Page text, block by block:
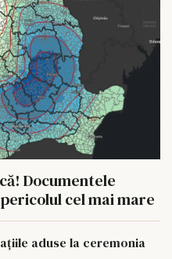
Documentele
cel mai mare
aduse la ceremonia